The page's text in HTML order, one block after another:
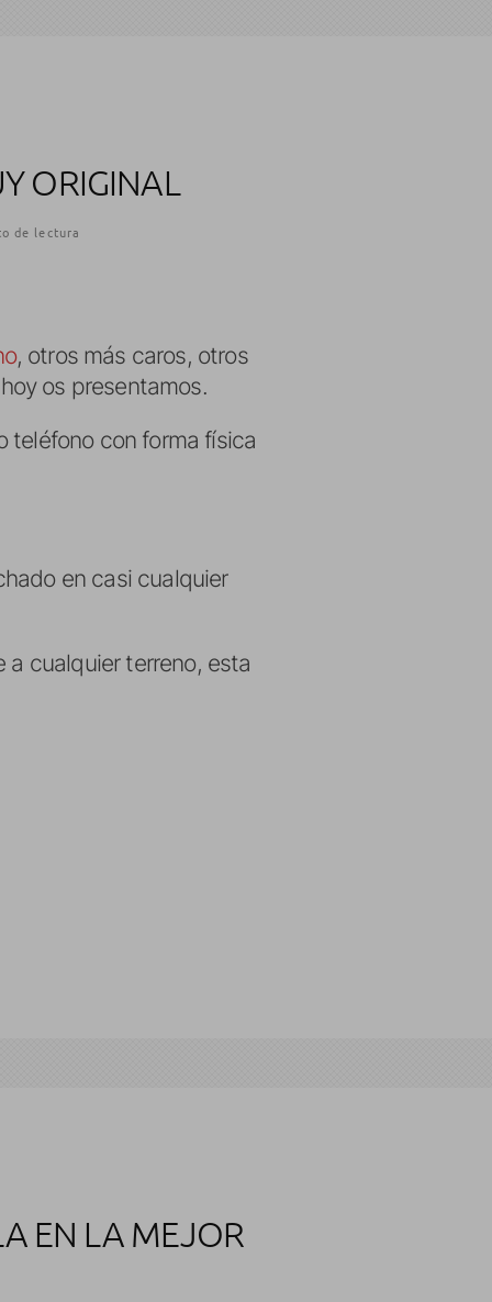
ORIGINAL
de lectura
, otros más caros, otros
os presentamos.
teléfono con forma física
en casi cualquier
a cualquier terreno, esta
EN LA MEJOR